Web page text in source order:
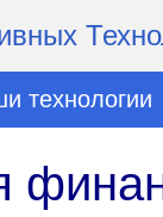
технологии